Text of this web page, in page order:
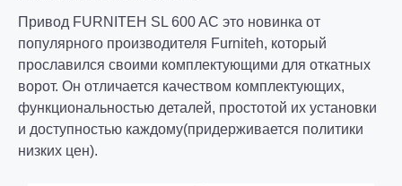
Привод FURNITEH SL 600 AC это новинка от
популярного производителя Furniteh, который
прославился своими комплектующими для откатных
ворот. Он отличается качеством комплектующих,
функциональностью деталей, простотой их установки
и доступностью каждому(придерживается политики
низких цен).